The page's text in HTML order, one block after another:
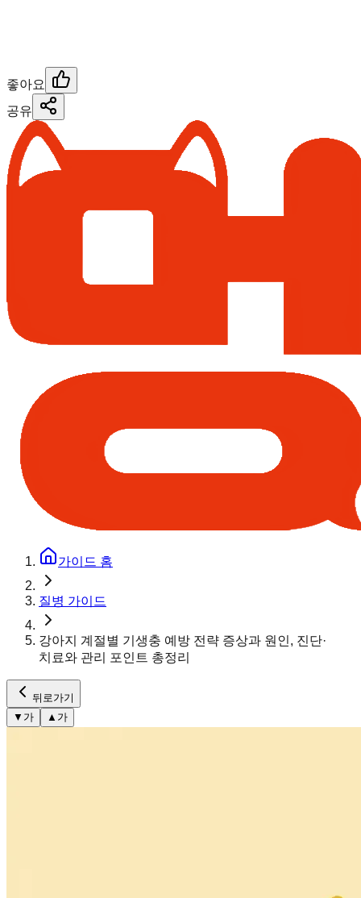
좋아요
공유
가이드 홈
질병 가이드
강아지 계절별 기생충 예방 전략 증상과 원인, 진단·
치료와 관리 포인트 총정리
뒤로가기
▼ 가 ▲ 가